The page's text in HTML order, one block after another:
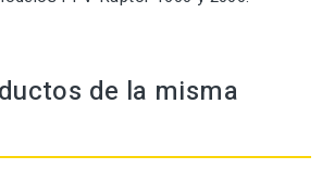
de la misma